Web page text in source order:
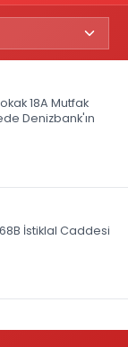
18A Mutfak
Denizbank'ın
İstiklal Caddesi